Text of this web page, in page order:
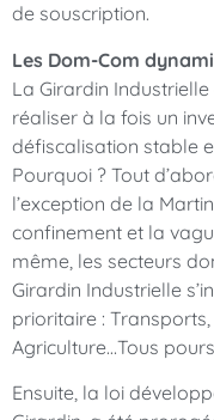
de souscription.
Les Dom-Com
La Girardin
réaliser à la fois un
défiscalisation stable
Pourquoi ? Tout
l’exception de la
confinement et la
même, les secteurs
Girardin Industrielle
prioritaire : Transports,
Agriculture…Tous
Ensuite, la loi